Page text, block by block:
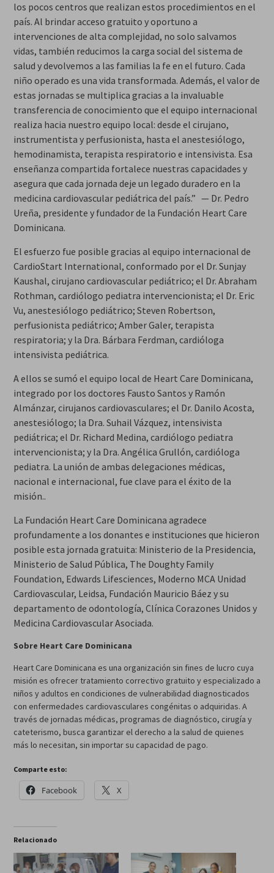
los pocos centros que realizan estos procedimientos en el
país. Al brindar acceso gratuito y oportuno a
intervenciones de alta complejidad, no solo salvamos
vidas, también reducimos la carga social del sistema de
salud y devolvemos a las familias la fe en el futuro. Cada
niño operado es una vida transformada. Además, el valor de
estas jornadas se multiplica gracias a la invaluable
transferencia de conocimiento que el equipo internacional
realiza hacia nuestro equipo local: desde el cirujano,
instrumentista y perfusionista, hasta el anestesiólogo,
hemodinamista, terapista respiratorio e intensivista. Esa
enseñanza compartida fortalece nuestras capacidades y
asegura que cada jornada deje un legado duradero en la
medicina cardiovascular pediátrica del país.” — Dr. Pedro
Ureña, presidente y fundador de la Fundación Heart Care
Dominicana.
El esfuerzo fue posible gracias al equipo internacional de
CardioStart International, conformado por el Dr. Sunjay
Kaushal, cirujano cardiovascular pediátrico; el Dr. Abraham
Rothman, cardiólogo pediatra intervencionista; el Dr. Eric
Vu, anestesiólogo pediátrico; Steven Robertson,
perfusionista pediátrico; Amber Galer, terapista
respiratoria; y la Dra. Bárbara Ferdman, cardióloga
intensivista pediátrica.
A ellos se sumó el equipo local de Heart Care Dominicana,
integrado por los doctores Fausto Santos y Ramón
Almánzar, cirujanos cardiovasculares; el Dr. Danilo Acosta,
anestesiólogo; la Dra. Suhail Vázquez, intensivista
pediátrica; el Dr. Richard Medina, cardiólogo pediatra
intervencionista; y la Dra. Angélica Grullón, cardióloga
pediatra. La unión de ambas delegaciones médicas,
nacional e internacional, fue clave para el éxito de la
misión..
La Fundación Heart Care Dominicana agradece
profundamente a los donantes e instituciones que hicieron
posible esta jornada gratuita: Ministerio de la Presidencia,
Ministerio de Salud Pública, The Doughty Family
Foundation, Edwards Lifesciences, Moderno MCA Unidad
Cardiovascular, Leidsa, Fundación Mauricio Báez y su
departamento de odontología, Clínica Corazones Unidos y
Medicina Cardiovascular Asociada.
Sobre Heart Care Dominicana
Heart Care Dominicana es una organización sin fines de lucro cuya
misión es ofrecer tratamiento correctivo gratuito y especializado a
niños y adultos en condiciones de vulnerabilidad diagnosticados
con enfermedades cardiovasculares congénitas o adquiridas. A
través de jornadas médicas, programas de diagnóstico, cirugía y
cateterismo, busca garantizar el derecho a la salud de quienes
más lo necesitan, sin importar su capacidad de pago.
Comparte esto:
Facebook X
Relacionado